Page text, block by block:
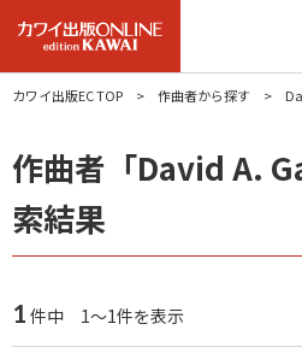
カワイ出版EC TOP 作曲者から探す
作曲者「David A.
索結果
1 件中 1～1件を表示